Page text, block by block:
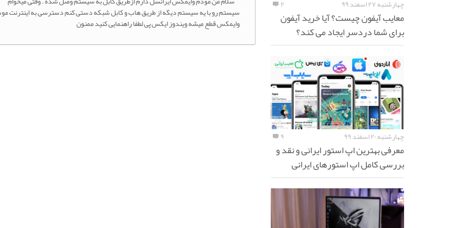
سیستم رو با یه سیستم دیگه از طریق هاب و کابل شبکه دستی کنم دسترسی به اینترنت
وایمکس قطع میشه ویندوز ایکس پی لطفا راهنمایی کنید ممنون
چهارشنبه ۲۷ اسفند ۹۹ ۲
معایب آیفون چیست؟ آیا خرید آیفون
برای شما دردسر ایجاد می کند؟
چهارشنبه ۲۰ اسفند ۹۹ ۹
معرفی بهترین اپ استور ایرانی و نقد و
بررسی کامل اپ استورهای ایرانی